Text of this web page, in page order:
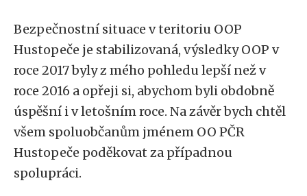
Bezpečnostní situace v teritoriu OOP
Hustopeče je stabilizovaná, výsledky OOP v
roce 2017 byly z mého pohledu lepší než v
roce 2016 a opřeji si, abychom byli obdobně
úspěšní i v letošním roce. Na závěr bych chtěl
všem spoluobčanům jménem OO PČR
Hustopeče poděkovat za případnou
spolupráci.